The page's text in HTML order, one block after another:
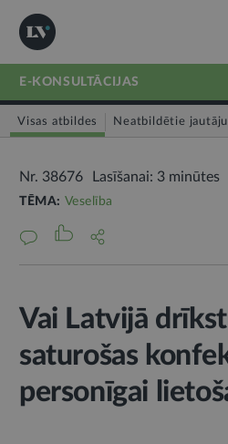
E-KONSULTĀCIJAS
Visas atbildes Neatbildētie
Nr. 38676 Lasīšanai: 3 minūtes
TĒMA: Veselība
Vai Latvijā
saturošas
personīgai